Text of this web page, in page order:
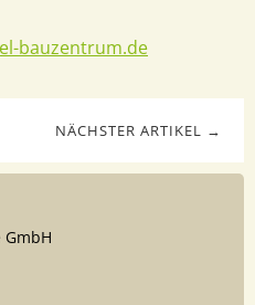
bauzentrum.de
NÄCHSTER ARTIKEL →